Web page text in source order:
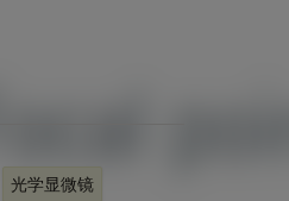
光学显微镜